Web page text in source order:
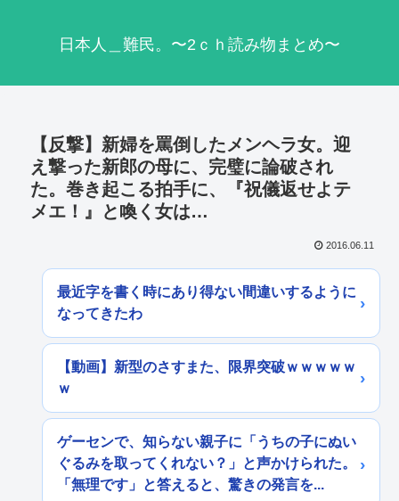
日本人＿難民。〜2ｃｈ読み物まとめ〜
【反撃】新婦を罵倒したメンヘラ女。迎
え撃った新郎の母に、完璧に論破され
た。巻き起こる拍手に、『祝儀返せよテ
メエ！』と喚く女は…
2016.06.11
最近字を書く時にあり得ない間違いするように
なってきたわ
【動画】新型のさすまた、限界突破ｗｗｗｗｗ
ｗ
ゲーセンで、知らない親子に「うちの子にぬい
ぐるみを取ってくれない？」と声かけられた。
「無理です」と答えると、驚きの発言を...